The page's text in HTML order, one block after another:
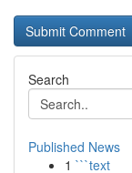
Search
Published News
1 ```text